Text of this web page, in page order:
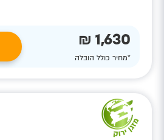
1,630 ₪
*מחיר כולל הובלה